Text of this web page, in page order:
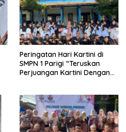
Peringatan Hari Kartini di
SMPN 1 Parigi “Teruskan
Perjuangan Kartini Dengan